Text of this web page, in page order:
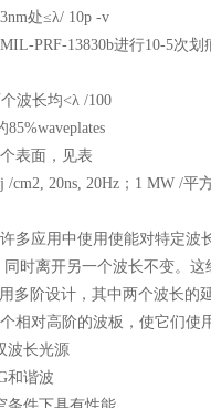
处≤λ/ 10p -v
PRF-13830b进行10-5次划
波长均<λ /100
表面，见表
/cm2, 20ns, 20Hz；1 MW /平
多应用中使用使能对特定波
同时离开另一个波长不变。
多阶设计，其中两个波长的
相对高阶的波板，使它们使
波长光源
和谐波